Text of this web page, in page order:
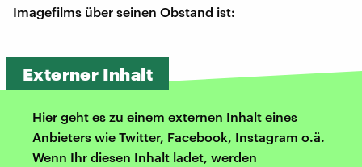
Imagefilms über seinen Obstand ist:
Externer Inhalt
Hier geht es zu einem externen Inhalt eines
Anbieters wie Twitter, Facebook, Instagram o.ä.
Wenn Ihr diesen Inhalt ladet, werden